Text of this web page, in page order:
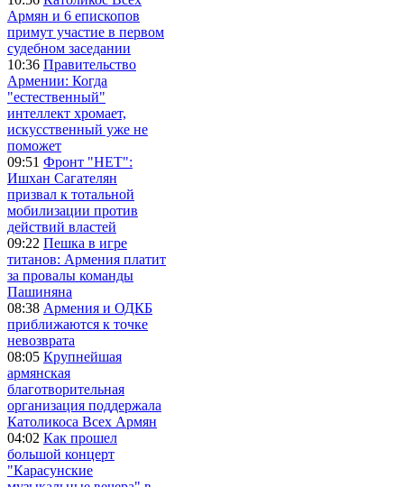
Армян и 6 епископов
примут участие в первом
судебном заседании
10:36 Правительство
Армении: Когда
"естественный"
интеллект хромает,
искусственный уже не
поможет
09:51 Фронт "НЕТ":
Ишхан Сагателян
призвал к тотальной
мобилизации против
действий властей
09:22 Пешка в игре
титанов: Армения платит
за провалы команды
Пашиняна
08:38 Армения и ОДКБ
приближаются к точке
невозврата
08:05 Крупнейшая
армянская
благотворительная
организация поддержала
Католикоса Всех Армян
04:02 Как прошел
большой концерт
"Карасунские